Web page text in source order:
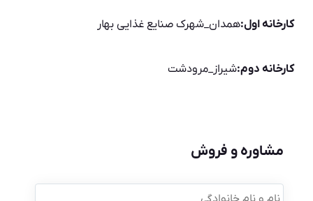
کارخانه اول:همدان_شهرک صنایع غذایی بهار
کارخانه دوم:شیراز_مرودشت
مشاوره و فروش
نام
و